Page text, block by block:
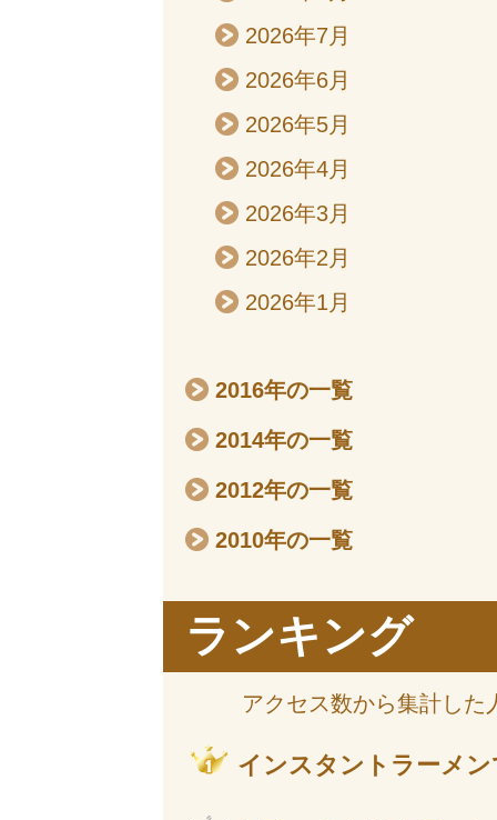
2026年7月
2026年6月
2026年5月
2026年4月
2026年3月
2026年2月
2026年1月
2016年の一覧
2014年の一覧
2012年の一覧
2010年の一覧
ランキング
アクセス数から集計した
インスタントラーメ